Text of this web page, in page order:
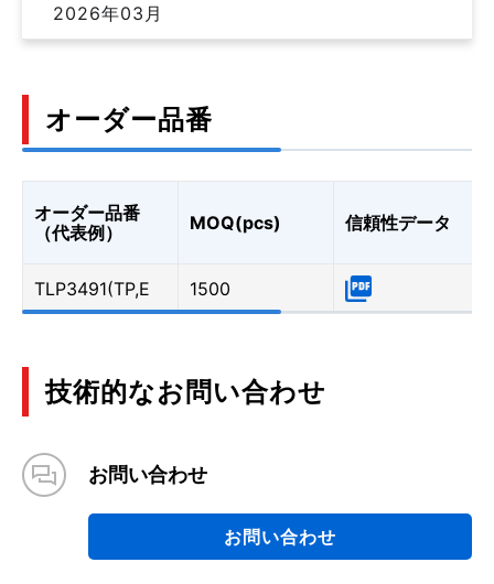
2026年03月
オーダー品番
オーダー品番
（代表例）
MOQ(pcs) 信頼性データ
TLP3491(TP,E 1500
技術的なお問い合わせ
お問い合わせ
お問い合わせ